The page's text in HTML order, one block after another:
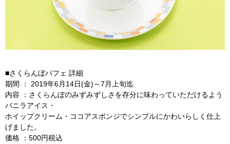
■さくらんぼパフェ 詳細
期間 ： 2019年6月14日(金)～7月上旬迄
内容 ：さくらんぼのみずみずしさを存分に味わっていただけるよう
バニラアイス・
ホイップクリーム・ココアスポンジでシンプルにかわいらしく仕上
げました。
価格 ：500円税込